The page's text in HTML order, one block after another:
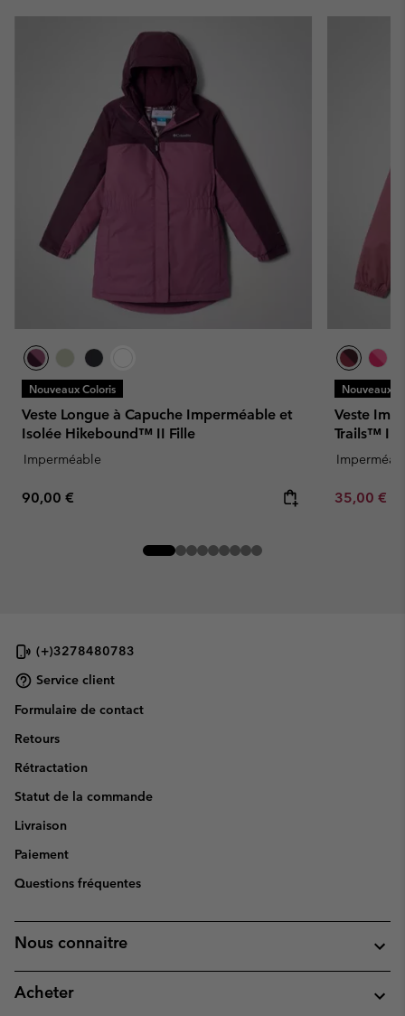
Nouveaux Coloris
Veste Longue à Capuche Imperméable et
Isolée Hikebound™ II Fille
Imperméable
Regular price:
90,00 €
Nouveaux
Veste
Trails™ III
Minimum
35,00 €
(+)3278480783
Service client
Formulaire de contact
Retours
Rétractation
Statut de la commande
Livraison
Paiement
Questions fréquentes
Nous connaitre
Acheter